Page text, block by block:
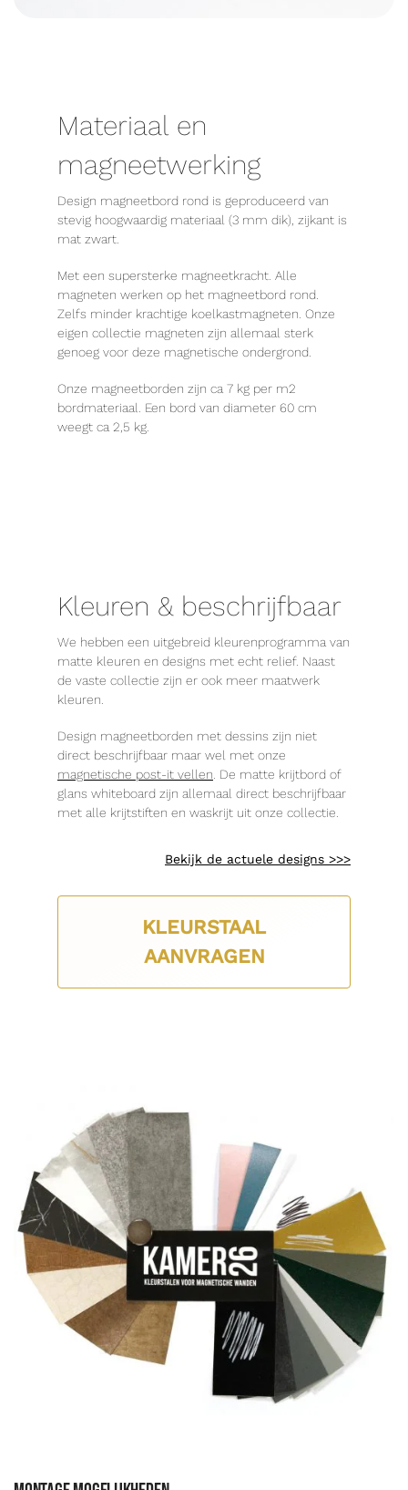
Materiaal en
magneetwerking
Design magneetbord rond is geproduceerd van
stevig hoogwaardig materiaal (3 mm dik), zijkant is
mat zwart.
Met een supersterke magneetkracht. Alle
magneten werken op het magneetbord rond.
Zelfs minder krachtige koelkastmagneten. Onze
eigen collectie magneten zijn allemaal sterk
genoeg voor deze magnetische ondergrond.
Onze magneetborden zijn ca 7 kg per m2
bordmateriaal. Een bord van diameter 60 cm
weegt ca 2,5 kg.
Kleuren & beschrijfbaar
We hebben een uitgebreid kleurenprogramma van
matte kleuren en designs met echt relief. Naast
de vaste collectie zijn er ook meer maatwerk
kleuren.
Design magneetborden met dessins zijn niet
direct beschrijfbaar maar wel met onze
magnetische post-it vellen. De matte krijtbord of
glans whiteboard zijn allemaal direct beschrijfbaar
met alle krijtstiften en waskrijt uit onze collectie.
Bekijk de actuele designs >>>
KLEURSTAAL
AANVRAGEN